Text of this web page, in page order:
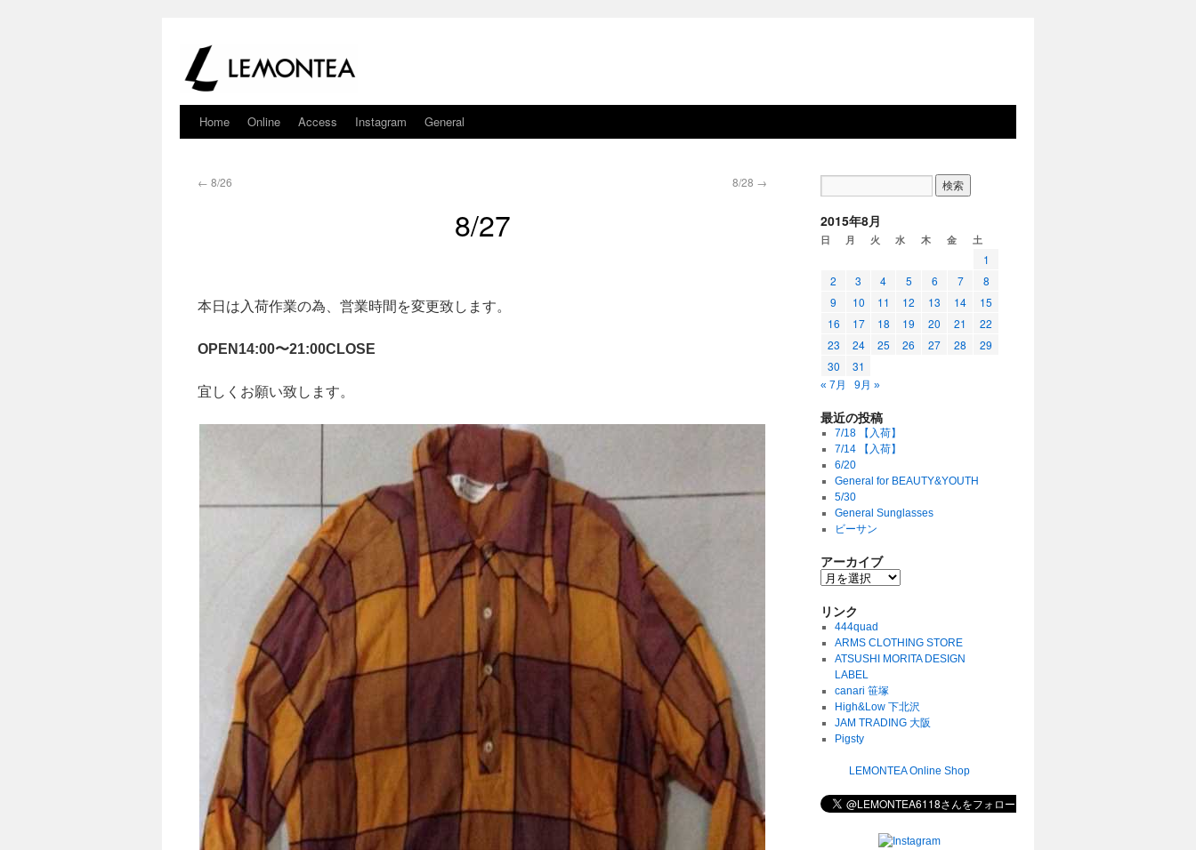
Home Online Access Instagram General
← 8/26 8/28 →
8/27
本日は入荷作業の為、営業時間を変更致します。
OPEN14:00〜21:00CLOSE
宜しくお願い致します。
2015年8月
日 月 火 水 木 金 土
1
2
3 4 5 6 7
8
9
10 11 12 13 14
15
16
17 18 19 20 21
22
23
24 25 26 27 28
29
30
31
« 7月 9月 »
最近の投稿
7/18 【入荷】
7/14 【入荷】
6/20
General for BEAUTY&YOUTH
5/30
General Sunglasses
ビーサン
アーカイブ
リンク
444quad
ARMS CLOTHING STORE
ATSUSHI MORITA DESIGN
LABEL
canari 笹塚
High&Low 下北沢
JAM TRADING 大阪
Pigsty
LEMONTEA Online Shop